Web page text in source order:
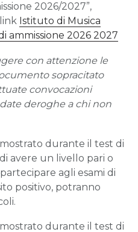
2026/2027”,
Istituto di Musica
ammissione 2026 2027
con attenzione le
sopracitato
convocazioni
deroghe a chi non
durante il test di
avere un livello pari o
agli esami di
positivo, potranno
durante il test di